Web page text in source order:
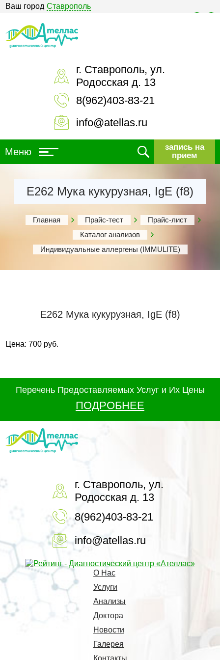
Ваш город Ставрополь
г. Ставрополь, ул.
Родосская д. 13
8(962)403-83-21
info@atellas.ru
Меню
запись на
прием
Е262 Мука кукурузная, IgE (f8)
Главная Прайс-тест
Прайс-лист
Каталог анализов
Индивидуальные аллергены (IMMULITE)
Е262 Мука кукурузная, IgE (f8)
Цена: 700 руб.
Перечень Предоставляемых Услуг и Их Цены
ПОДРОБНЕЕ
г. Ставрополь, ул.
Родосская д. 13
8(962)403-83-21
info@atellas.ru
О Нас
Услуги
Анализы
Доктора
Новости
Галерея
Контакты